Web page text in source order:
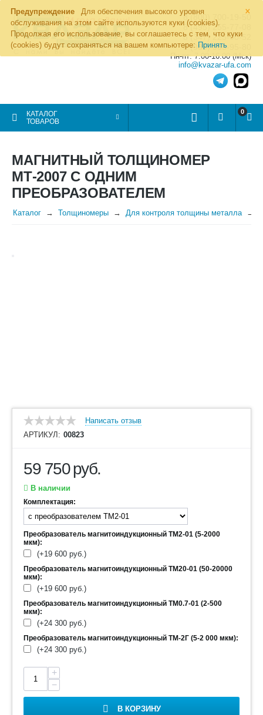
×
Предупреждение
Для обеспечения высокого уровня
обслуживания на этом сайте используются куки (cookies).
Продолжая его использование, вы соглашаетесь с тем, что куки
(cookies) будут сохраняться на вашем компьютере: Принять
8 (800) 700-19-50
8 (495) 255-77-08
8 (347) 225-00-52
8 (986) 963-95-80
Пн-пт: 7.00-16.00 (Мск)
info@kvazar-ufa.com
КАТАЛОГ
ТОВАРОВ
0
МАГНИТНЫЙ ТОЛЩИНОМЕР
МТ-2007 С ОДНИМ
ПРЕОБРАЗОВАТЕЛЕМ
Каталог Толщиномеры Для контроля толщины металла
Написать отзыв
АРТИКУЛ: 00823
59 750руб.
В наличии
Комплектация:
Преобразователь магнитоиндукционный ТМ2-01 (5-2000
мкм):
(+19 600 руб. )
Преобразователь магнитоиндукционный ТМ20-01 (50-20000
мкм):
(+19 600 руб. )
Преобразователь магнитоиндукционный ТМ0.7-01 (2-500
мкм):
(+24 300 руб. )
Преобразователь магнитоиндукционный ТМ-2Г (5-2 000 мкм):
(+24 300 руб. )
+
−
В КОРЗИНУ